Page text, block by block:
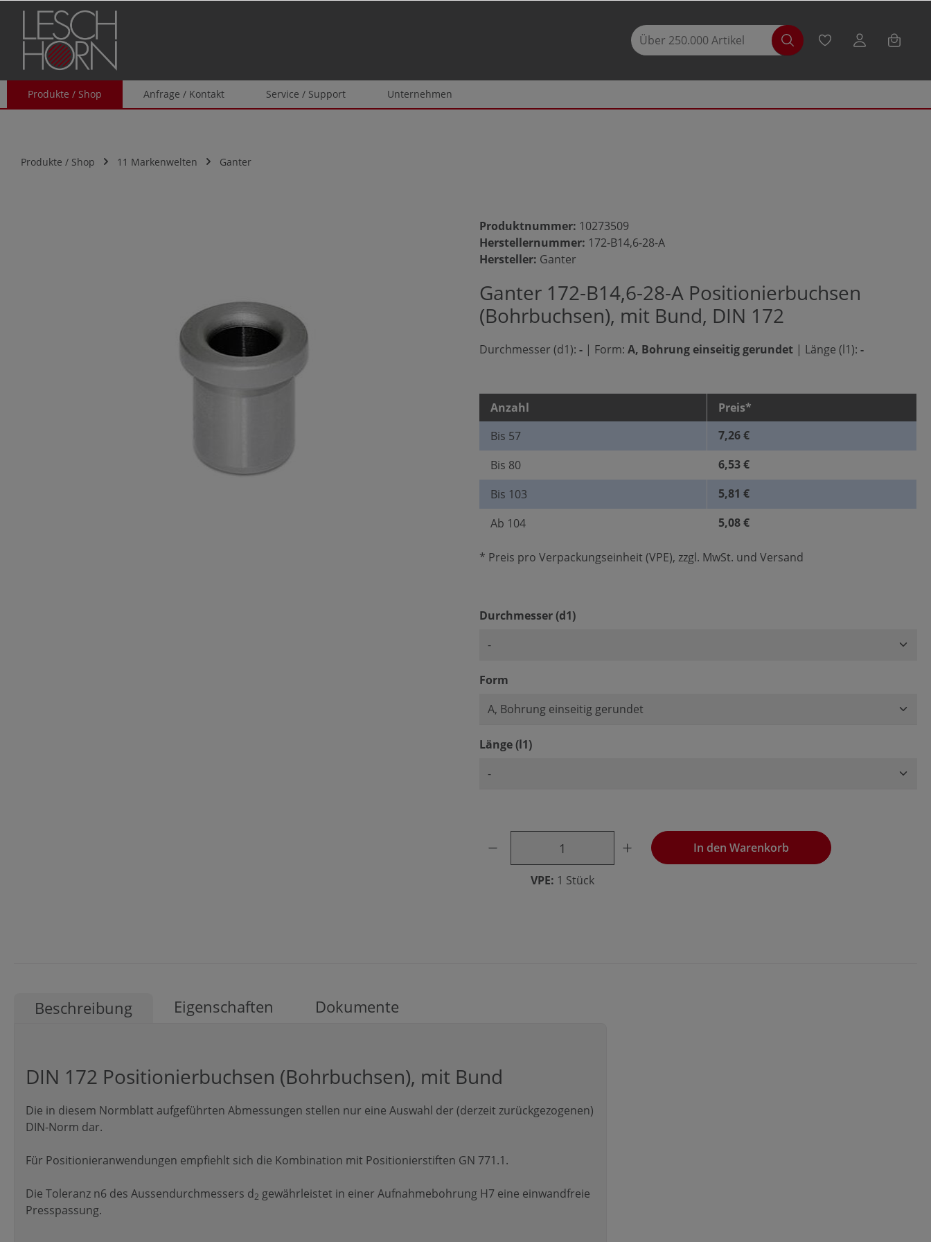
Zur Hauptnavigation springen
Produkte / Shop Anfrage / Kontakt Service / Support Unternehmen
Produkte / Shop 11 Markenwelten Ganter
Produktnummer: 10273509
Herstellernummer: 172-B14,6-28-A
Hersteller: Ganter
Ganter 172-B14,6-28-A Positionierbuchsen
(Bohrbuchsen), mit Bund, DIN 172
Durchmesser (d1): - | Form: A, Bohrung einseitig gerundet | Länge (l1): -
Anzahl
Preis*
Bis 57
7,26 €
Bis 80
6,53 €
Bis 103
5,81 €
Ab 104 5,08 €
* Preis pro Verpackungseinheit (VPE), zzgl. MwSt. und Versand
Durchmesser (d1)auswählen
Form
Länge (l1)auswählen
Produkt Anzahl: Gib den gewünschten Wert ein oder benutze die Schaltflächen, um
VPE: 1 Stück
In den Warenkorb
Beschreibung Eigenschaften Dokumente
DIN 172 Positionierbuchsen (Bohrbuchsen), mit Bund
Die in diesem Normblatt aufgeführten Abmessungen stellen nur eine Auswahl der (derzeit zurückgezogenen)
DIN-Norm dar.
Für Positionieranwendungen empfiehlt sich die Kombination mit Positionierstiften GN 771.1.
Die Toleranz n6 des Aussendurchmessers d2 gewährleistet in einer Aufnahmebohrung H7 eine einwandfreie
Presspassung.